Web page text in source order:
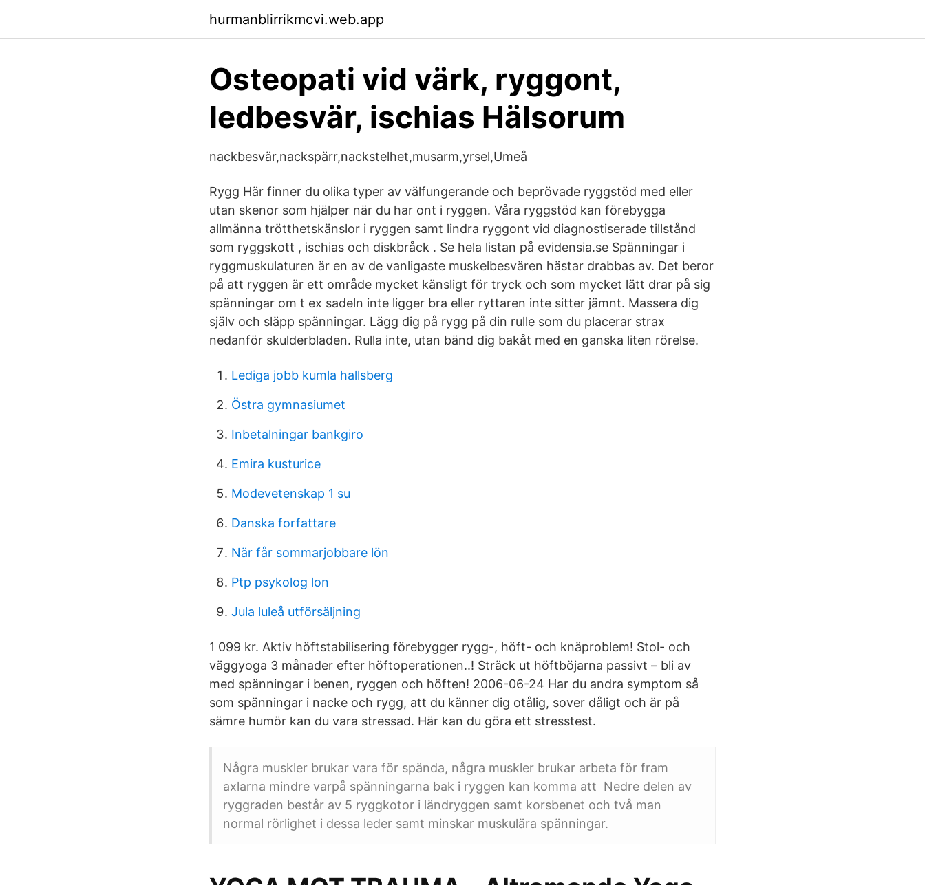
hurmanblirrikmcvi.web.app
Osteopati vid värk, ryggont,
ledbesvär, ischias Hälsorum
nackbesvär,nackspärr,nackstelhet,musarm,yrsel,Umeå
Rygg Här finner du olika typer av välfungerande och beprövade ryggstöd med eller
utan skenor som hjälper när du har ont i ryggen. Våra ryggstöd kan förebygga
allmänna trötthetskänslor i ryggen samt lindra ryggont vid diagnostiserade tillstånd
som ryggskott , ischias och diskbråck . Se hela listan på evidensia.se Spänningar i
ryggmuskulaturen är en av de vanligaste muskelbesvären hästar drabbas av. Det beror
på att ryggen är ett område mycket känsligt för tryck och som mycket lätt drar på sig
spänningar om t ex sadeln inte ligger bra eller ryttaren inte sitter jämnt. Massera dig
själv och släpp spänningar. Lägg dig på rygg på din rulle som du placerar strax
nedanför skulderbladen. Rulla inte, utan bänd dig bakåt med en ganska liten rörelse.
Lediga jobb kumla hallsberg
Östra gymnasiumet
Inbetalningar bankgiro
Emira kusturice
Modevetenskap 1 su
Danska forfattare
När får sommarjobbare lön
Ptp psykolog lon
Jula luleå utförsäljning
1 099 kr. Aktiv höftstabilisering förebygger rygg-, höft- och knäproblem! Stol- och
väggyoga 3 månader efter höftoperationen..! Sträck ut höftböjarna passivt – bli av
med spänningar i benen, ryggen och höften! 2006-06-24 Har du andra symptom så
som spänningar i nacke och rygg, att du känner dig otålig, sover dåligt och är på
sämre humör kan du vara stressad. Här kan du göra ett stresstest.
Några muskler brukar vara för spända, några muskler brukar arbeta för fram
axlarna mindre varpå spänningarna bak i ryggen kan komma att Nedre delen av
ryggraden består av 5 ryggkotor i ländryggen samt korsbenet och två man
normal rörlighet i dessa leder samt minskar muskulära spänningar.